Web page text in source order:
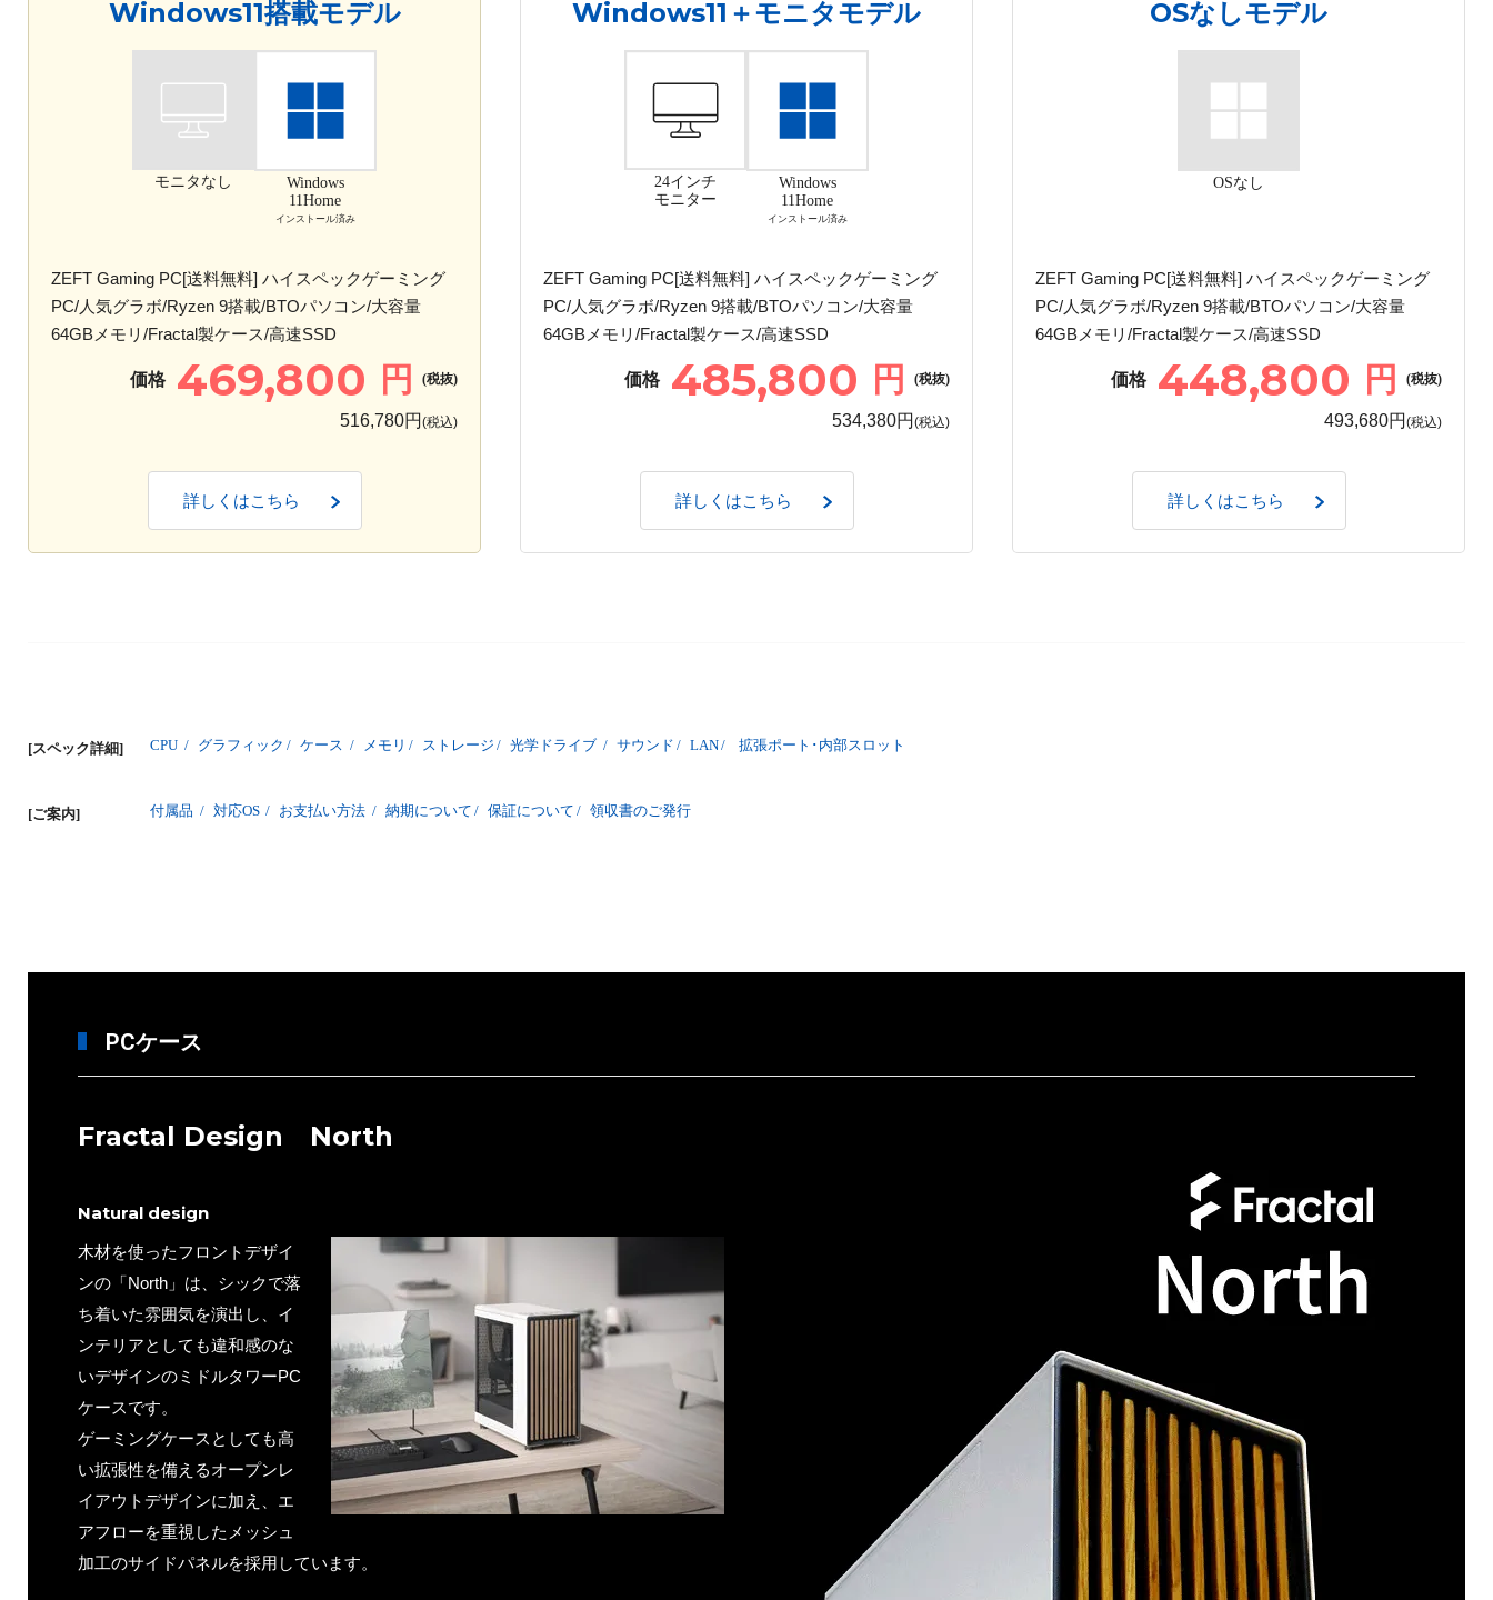
Windows11搭載モデル
モニタなし
Windows
11Home
インストール済み
ZEFT Gaming PC[送料無料] ハイスペックゲーミング
PC/人気グラボ/Ryzen 9搭載/BTOパソコン/大容量
64GBメモリ/Fractal製ケース/高速SSD
価格 469,800 円 (税抜)
516,780円 (税込)
詳しくはこちら
Windows11＋モニタモデル
24インチ
モニター
Windows
11Home
インストール済み
ZEFT Gaming PC[送料無料] ハイスペックゲーミング
PC/人気グラボ/Ryzen 9搭載/BTOパソコン/大容量
64GBメモリ/Fractal製ケース/高速SSD
価格 485,800 円 (税抜)
534,380円 (税込)
詳しくはこちら
OSなしモデル
OSなし
ZEFT Gaming PC[送料無料] ハイスペックゲーミング
PC/人気グラボ/Ryzen 9搭載/BTOパソコン/大容量
64GBメモリ/Fractal製ケース/高速SSD
価格 448,800 円 (税抜)
493,680円 (税込)
詳しくはこちら
[スペック詳細] CPU / グラフィック / ケース / メモリ / ストレージ / 光学ドライブ / サウンド / LAN/ 拡張ポート･内部スロット
[ご案内] 付属品 / 対応OS / お支払い方法 / 納期について / 保証について / 領収書のご発行
PCケース
Fractal Design North
Natural design
木材を使ったフロントデザイ
ンの「North」は、シックで落
ち着いた雰囲気を演出し、イ
ンテリアとしても違和感のな
いデザインのミドルタワーPC
ケースです。
ゲーミングケースとしても高
い拡張性を備えるオープンレ
イアウトデザインに加え、エ
アフローを重視したメッシュ
加工のサイドパネルを採用しています。